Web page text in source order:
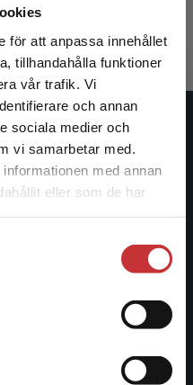
för att anpassa innehållet
tillhandahålla funktioner
vår trafik. Vi
och annan
sociala medier och
vi samarbetar med.
med annan
eller som de har
utanför Sverige.
utanför Sverige. För
och är idag Sveriges
läromedel, kurslitteratur,
Studentlitteratur med